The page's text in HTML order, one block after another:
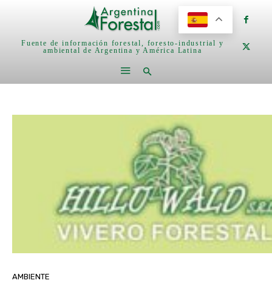
Fuente de información forestal, foresto-industrial y
ambiental de Argentina y América Latina
AMBIENTE